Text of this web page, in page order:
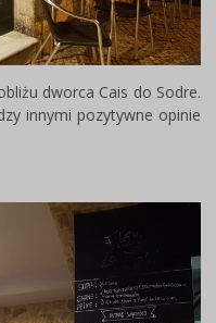
dworca Cais do Sodre.
innymi pozytywne opinie